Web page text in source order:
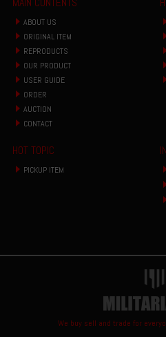
ABOUT US
ORIGINAL ITEM
REPRODUCTS
OUR PRODUCT
USER GUIDE
ORDER
AUCTION
CONTACT
HOT TOPIC
PICKUP ITEM
We buy sell and trade for